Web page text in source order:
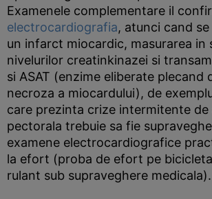
Examenele complementare il
electrocardiografia, atunci cand
un infarct miocardic, masurarea in
nivelurilor creatinkinazei si
si ASAT (enzime eliberate plecand
necroza a miocardului), de
care prezinta crize intermitente de
pectorala trebuie sa fie
examene electrocardiografice
la efort (proba de efort pe
rulant sub supraveghere medicala).